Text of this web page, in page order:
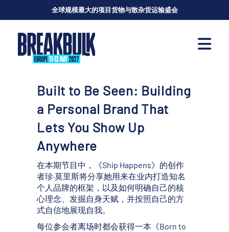
全球规模最大的项目货物与散杂货运输盛会
Built to Be Seen: Building
a Personal Brand That
Lets You Show Up
Anywhere
在本期节目中，《Ship Happens》的创作
者珍·莫里斯将分享她用来在业内打造知名
个人品牌的框架，以及如何明确自己的核
心理念、发掘自身天赋，并按照自己的方
式自信地展现自我。
每位参会者离场时都会获得一本《Born to